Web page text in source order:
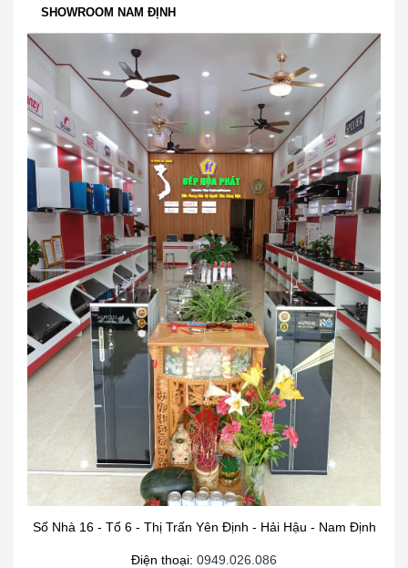
SHOWROOM NAM ĐỊNH
Số Nhà 16 - Tổ 6 - Thị Trấn Yên Định - Hải Hậu - Nam Định
Điện thoại: 0949.026.086